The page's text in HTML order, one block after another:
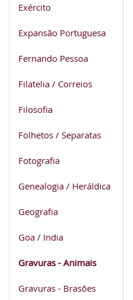
Exército
Expansão Portuguesa
Fernando Pessoa
Filatelia / Correios
Filosofia
Folhetos / Separatas
Fotografia
Genealogia / Heráldica
Geografia
Goa / India
Gravuras - Animais
Gravuras - Brasões